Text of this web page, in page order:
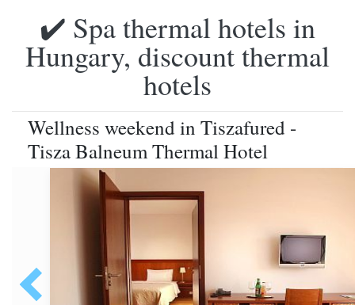
✔️ Spa thermal hotels in
Hungary, discount thermal
hotels
Wellness weekend in Tiszafured -
Tisza Balneum Thermal Hotel